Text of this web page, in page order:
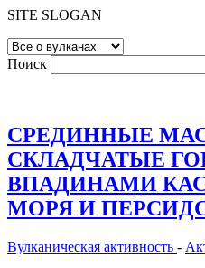
SITE SLOGAN
Поиск
СРЕДИННЫЕ
СКЛАДЧАТЫЕ
ВПАДИНАМИ
МОРЯ И
Вулканическая активность -